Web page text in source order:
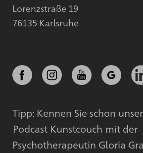
Lorenzstraße 19
76135 Karlsruhe
Tipp: Kennen Sie schon
Podcast Kunstcouch mit der
Psychotherapeutin Gloria